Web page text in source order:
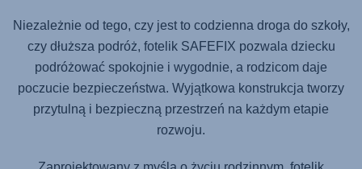
Niezależnie od tego, czy jest to codzienna droga do szkoły,
czy dłuższa podróż, fotelik SAFEFIX pozwala dziecku
podróżować spokojnie i wygodnie, a rodzicom daje
poczucie bezpieczeństwa. Wyjątkowa konstrukcja tworzy
przytulną i bezpieczną przestrzeń na każdym etapie
rozwoju.